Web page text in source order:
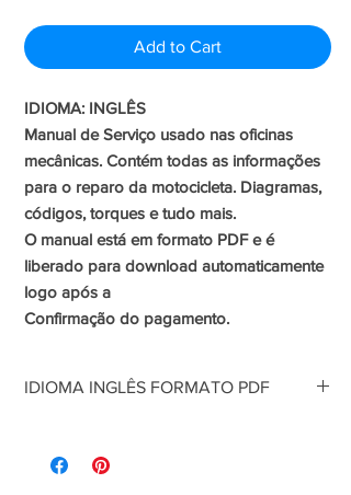
Price
Add to Cart
IDIOMA: INGLÊS
Manual de Serviço usado nas oficinas
mecânicas. Contém todas as informações
para o reparo da motocicleta. Diagramas,
códigos, torques e tudo mais.
O manual está em formato PDF e é
liberado para download automaticamente
logo após a
Confirmação do pagamento.
IDIOMA INGLÊS FORMATO PDF
mecânicas. Contém todas as informações